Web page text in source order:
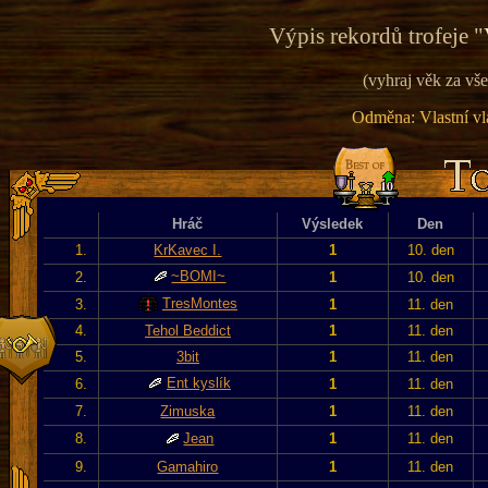
Výpis rekordů trofeje "
(vyhraj věk za
Odměna: Vlastní
Hráč Výsledek
Den
1.
KrKavec I. 1
10. den
2.
~BOMI~ 1
10. den
3.
TresMontes 1
11. den
4.
Tehol Beddict 1
11. den
5.
3bit 1
11. den
6.
Ent kyslík 1
11. den
7.
Zimuska 1
11. den
8.
Jean 1
11. den
9.
Gamahiro 1
11. den